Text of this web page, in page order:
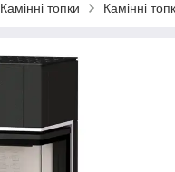
Камінні топки Камінні